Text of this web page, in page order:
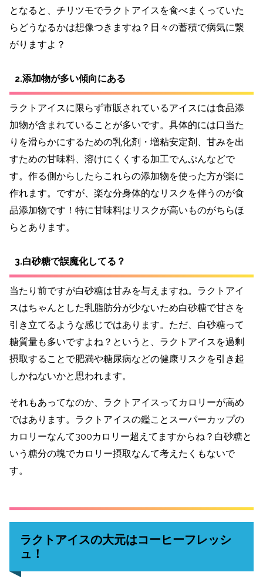
となると、チリツモでラクトアイスを食べまくっていた
らどうなるかは想像つきますね？日々の蓄積で病気に繋
がりますよ？
2.添加物が多い傾向にある
ラクトアイスに限らず市販されているアイスには食品添
加物が含まれていることが多いです。具体的には口当た
りを滑らかにするための乳化剤・増粘安定剤、甘みを出
すための甘味料、溶けにくくする加工でんぷんなどで
す。作る側からしたらこれらの添加物を使った方が楽に
作れます。ですが、楽な分身体的なリスクを伴うのが食
品添加物です！特に甘味料はリスクが高いものがちらほ
らとあります。
3.白砂糖で誤魔化してる？
当たり前ですが白砂糖は甘みを与えますね。ラクトアイ
スはちゃんとした乳脂肪分が少ないため白砂糖で甘さを
引き立てるような感じではあります。ただ、白砂糖って
糖質量も多いですよね？というと、ラクトアイスを過剰
摂取することで肥満や糖尿病などの健康リスクを引き起
しかねないかと思われます。
それもあってなのか、ラクトアイスってカロリーが高め
ではあります。ラクトアイスの鑑ことスーパーカップの
カロリーなんて300カロリー超えてますからね？白砂糖と
いう糖分の塊でカロリー摂取なんて考えたくもないで
す。
ラクトアイスの大元はコーヒーフレッシ
ュ！